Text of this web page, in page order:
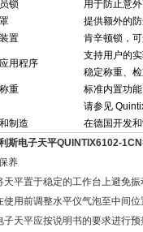
锁
用于防止意
提供额外的
置
肯辛顿锁，
用程序
支持用户的
稳定称重、
重
标准内置功能
请参见
制造
在德国开发
斯电子天平QUINTIX6102-1CN
养
天平置于稳定的工作台上避免
使用前调整水平仪气泡至中间位
子天平应按说明书的要求进行预